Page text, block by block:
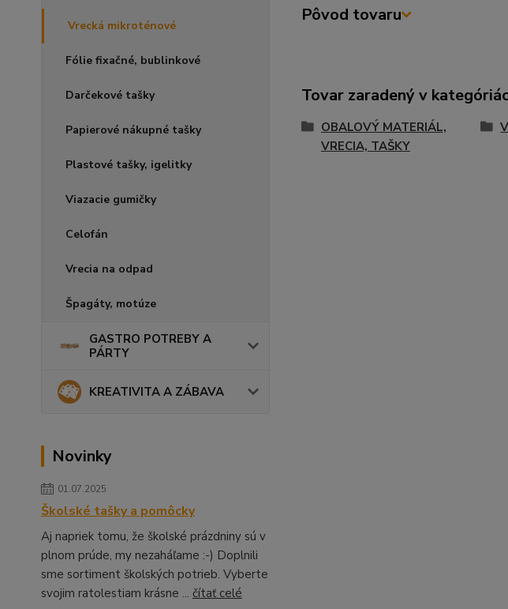
Vrecká mikroténové
Fólie fixačné, bublinkové
Darčekové tašky
Papierové nákupné tašky
Plastové tašky, igelitky
Viazacie gumičky
Celofán
Vrecia na odpad
Špagáty, motúze
GASTRO POTREBY A
PÁRTY
KREATIVITA A ZÁBAVA
Novinky
01.07.2025
Školské tašky a pomôcky
Aj napriek tomu, že školské prázdniny sú v
plnom prúde, my nezaháľame :-) Doplnili
sme sortiment školských potrieb. Vyberte
svojim ratolestiam krásne ... čítať celé
Pôvod tovaru
Tovar zaradený v
OBALOVÝ MATERIÁL,
VRECIA, TAŠKY